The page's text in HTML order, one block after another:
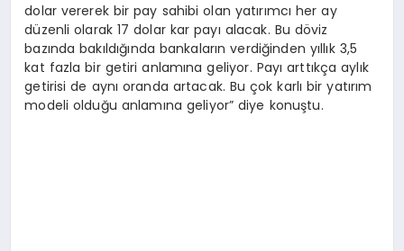
dolar vererek bir pay sahibi olan yatırımcı her ay
düzenli olarak 17 dolar kar payı alacak. Bu döviz
bazında bakıldığında bankaların verdiğinden yıllık 3,5
kat fazla bir getiri anlamına geliyor. Payı arttıkça aylık
getirisi de aynı oranda artacak. Bu çok karlı bir yatırım
modeli olduğu anlamına geliyor” diye konuştu.